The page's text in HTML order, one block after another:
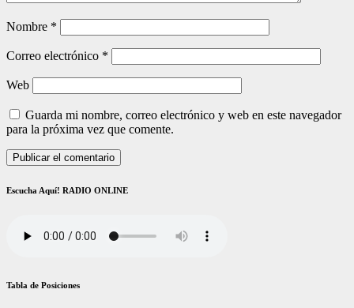
Nombre *
Correo electrónico *
Web
Guarda mi nombre, correo electrónico y web en este navegador
para la próxima vez que comente.
Escucha Aquí! RADIO ONLINE
Tabla de Posiciones